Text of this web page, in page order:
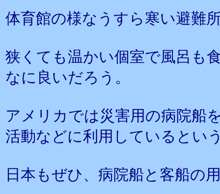
体育館の様なうすら寒い避難
狭くても温かい個室で風呂も
なに良いだろう。
アメリカでは災害用の病院船
活動などに利用しているとい
日本もぜひ、病院船と客船の